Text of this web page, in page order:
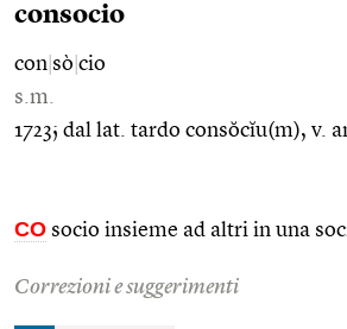
consocio
con sò cio
s.m.
1723; dal lat. tardo consŏcĭu(m), v.
CO socio insieme ad altri in una
Correzioni e suggerimenti